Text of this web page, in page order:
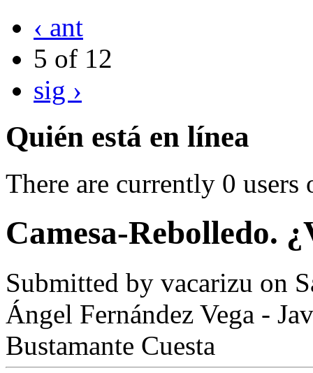
‹ ant
5 of 12
sig ›
Quién está en línea
There are currently 0 users
Camesa-Rebolledo.
Submitted by vacarizu on
Ángel Fernández Vega -
Bustamante Cuesta